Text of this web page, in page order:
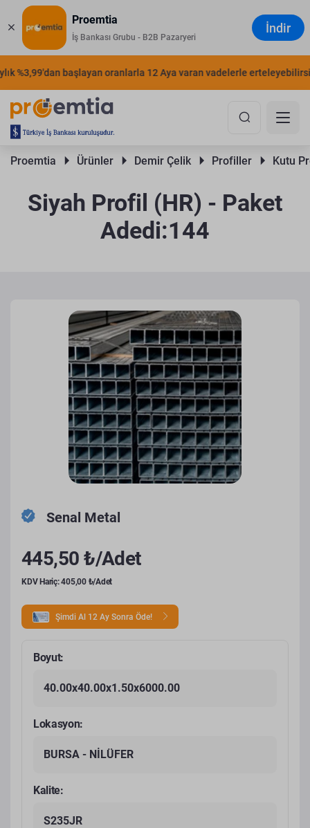
Proemtia
İş Bankası Grubu - B2B Pazaryeri
İndir
%3,99'dan başlayan oranlarla 12 Aya varan vadelerle
Proemtia Ürünler Demir Çelik Profiller Kutu
Siyah Profil (HR) - Paket
Adedi:144
Senal Metal
445,50 ₺/Adet
KDV Hariç: 405,00 ₺/Adet
Şimdi Al 12 Ay Sonra Öde!
Boyut:
40.00x40.00x1.50x6000.00
Lokasyon:
BURSA - NİLÜFER
Kalite:
S235JR